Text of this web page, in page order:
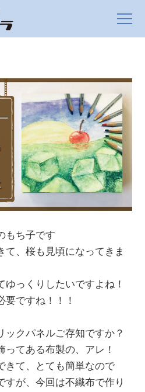
もち子です
て、桜も見頃になってきま
っくりしたいですよね！
要ですね！！！
ックパネルご存知ですか？
てある布製の、アレ！
きて、とても簡単なので
すが、今回は不織布で作り